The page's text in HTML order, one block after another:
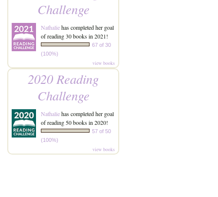
Challenge
Nathaliehas completed her goal
of reading 30 books in 2021!
67 of 30
(100%)
view books
2020 Reading
Challenge
Nathaliehas completed her goal
of reading 50 books in 2020!
57 of 50
(100%)
view books